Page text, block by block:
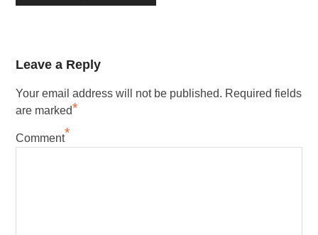
Leave a Reply
Your email address will not be published. Required fields
are marked*
Comment*